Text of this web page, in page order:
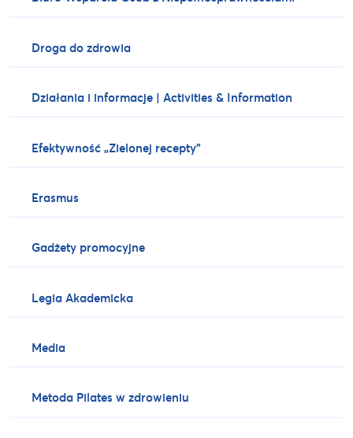
Droga do zdrowia
Działania i informacje | Activities & Information
Efektywność „Zielonej recepty”
Erasmus
Gadżety promocyjne
Legia Akademicka
Media
Metoda Pilates w zdrowieniu